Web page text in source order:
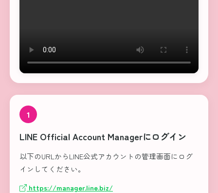
1
LINE Official Account Managerにログイン
以下のURLからLINE公式アカウントの管理画面にログ
インしてください。
https://manager.line.biz/